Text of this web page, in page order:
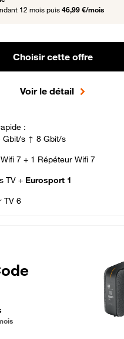
12 mois puis 46,99 €/mois
Choisir cette offre
Voir le détail
:
Gbit/s ↑ 8 Gbit/s
7 + 1 Répéteur Wifi 7
TV + Eurosport 1
TV 6
Fibre_18_26
0 mois puis 49,99 € par mois,